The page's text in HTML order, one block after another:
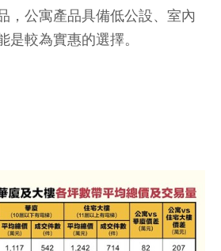
，公寓產品具備低公設、室內
是較為實惠的選擇。